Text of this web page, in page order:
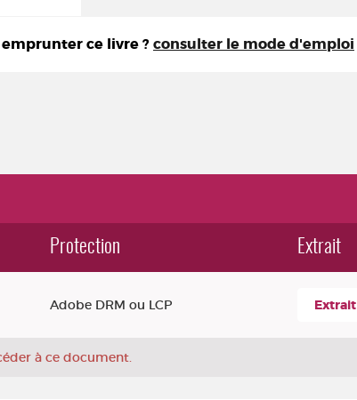
ce livre ? consulter le mode d'emploi
Protection Extrait
Adobe DRM ou LCP Extrait
à ce document.